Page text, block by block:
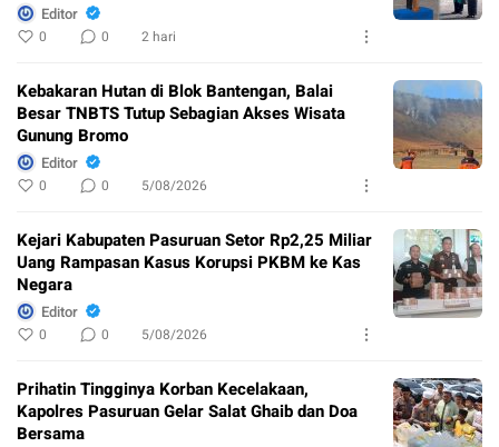
Editor
0 0 2 hari
Kebakaran Hutan di Blok Bantengan, Balai
Besar TNBTS Tutup Sebagian Akses Wisata
Gunung Bromo
Editor
0 0 5/08/2026
Kejari Kabupaten Pasuruan Setor Rp2,25 Miliar
Uang Rampasan Kasus Korupsi PKBM ke Kas
Negara
Editor
0 0 5/08/2026
Prihatin Tingginya Korban Kecelakaan,
Kapolres Pasuruan Gelar Salat Ghaib dan Doa
Bersama